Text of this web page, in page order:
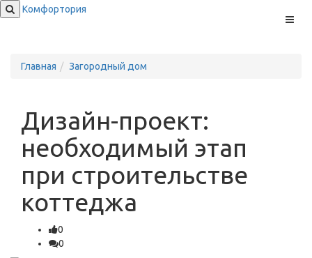
Меню
Комфортория
Главная Загородный дом
Дизайн-проект:
необходимый этап
при строительстве
коттеджа
0
0